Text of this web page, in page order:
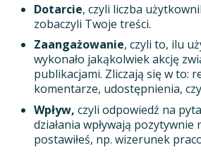
Dotarcie, czyli liczba
zobaczyli Twoje treści.
Zaangażowanie, czyli to, ilu
wykonało jakąkolwiek akcję
publikacjami. Zliczają się w to:
komentarze, udostępnienia,
Wpływ, czyli odpowiedź na
działania wpływają
postawiłeś, np. wizerunek